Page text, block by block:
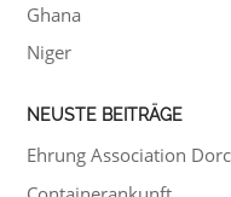
Ghana
Niger
NEUSTE BEITRÄGE
Ehrung Association